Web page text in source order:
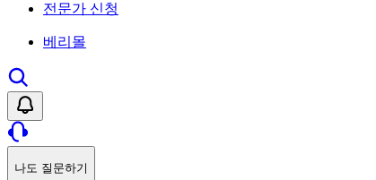
전문가 신청
베리몰
나도 질문하기